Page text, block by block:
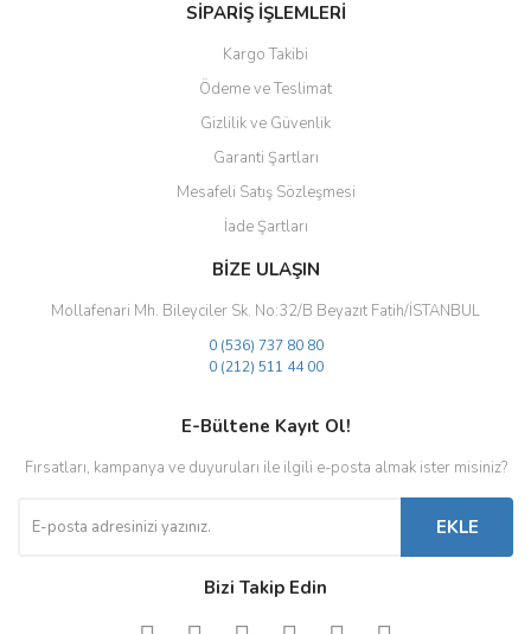
SİPARİŞ İŞLEMLERİ
Kargo Takibi
Ödeme ve Teslimat
Gizlilik ve Güvenlik
Garanti Şartları
Mesafeli Satış Sözleşmesi
İade Şartları
BİZE ULAŞIN
Mollafenari Mh. Bileyciler Sk. No:32/B Beyazıt Fatih/İSTANBUL
0 (536) 737 80 80
0 (212) 511 44 00
E-Bültene Kayıt Ol!
Fırsatları, kampanya ve duyuruları ile ilgili e-posta almak ister misiniz?
EKLE
Bizi Takip Edin